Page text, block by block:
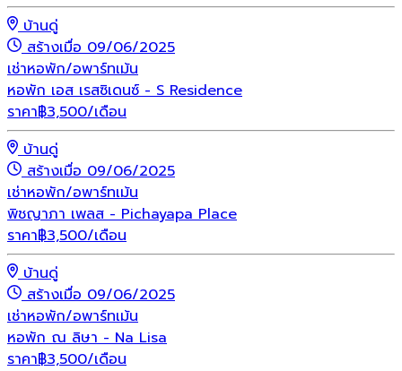
บ้านดู่
สร้างเมื่อ 09/06/2025
เช่าหอพัก/อพาร์ทเม้น
หอพัก เอส เรสซิเดนซ์ - S Residence
ราคา฿3,500/เดือน
บ้านดู่
สร้างเมื่อ 09/06/2025
เช่าหอพัก/อพาร์ทเม้น
พิชญาภา เพลส - Pichayapa Place
ราคา฿3,500/เดือน
บ้านดู่
สร้างเมื่อ 09/06/2025
เช่าหอพัก/อพาร์ทเม้น
หอพัก ณ ลิษา - Na Lisa
ราคา฿3,500/เดือน